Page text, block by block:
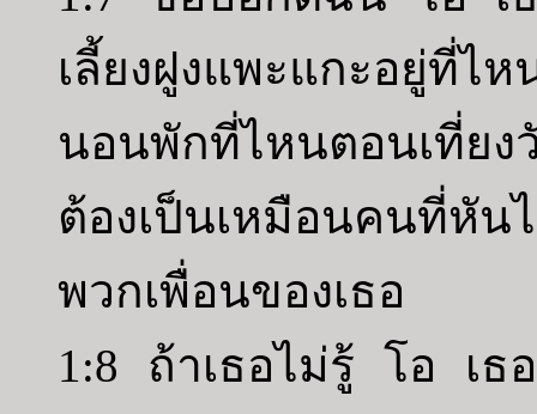
เลี้ยงฝูงแพะแกะอยู่ที่ไ
นอนพักที่ไหนตอนเที่ย
ต้องเป็นเหมือนคนที่หัน
พวกเพื่อนของเธอ
1:8 ถ้าเธอไม่รู้ โอ เธ